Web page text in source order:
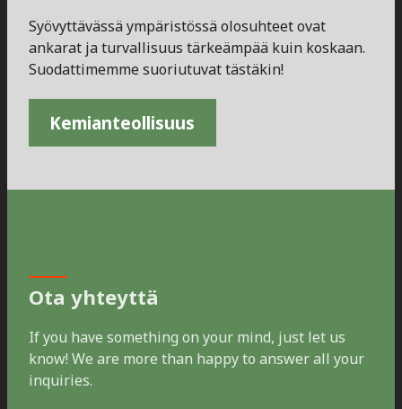
Syövyttävässä ympäristössä olosuhteet ovat
ankarat ja turvallisuus tärkeämpää kuin koskaan.
Suodattimemme suoriutuvat tästäkin!
Kemianteollisuus
Ota yhteyttä
If you have something on your mind, just let us
know! We are more than happy to answer all your
inquiries.